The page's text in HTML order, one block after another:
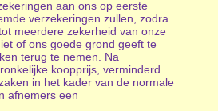
aan ons op eerste
verzekeringen zullen, zodra
meerdere zekerheid van onze
of ons goede grond geeft te
terug te nemen. Na
koopprijs, verminderd
in het kader van de normale
afnemers een